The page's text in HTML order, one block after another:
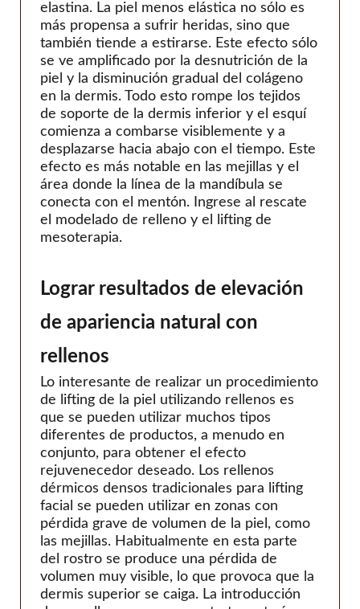
elastina. La piel menos elástica no sólo es
más propensa a sufrir heridas, sino que
también tiende a estirarse. Este efecto sólo
se ve amplificado por la desnutrición de la
piel y la disminución gradual del colágeno
en la dermis. Todo esto rompe los tejidos
de soporte de la dermis inferior y el esquí
comienza a combarse visiblemente y a
desplazarse hacia abajo con el tiempo. Este
efecto es más notable en las mejillas y el
área donde la línea de la mandíbula se
conecta con el mentón. Ingrese al rescate
el modelado de relleno y el lifting de
mesoterapia.
Lograr resultados de elevación
de apariencia natural con
rellenos
Lo interesante de realizar un procedimiento
de lifting de la piel utilizando rellenos es
que se pueden utilizar muchos tipos
diferentes de productos, a menudo en
conjunto, para obtener el efecto
rejuvenecedor deseado. Los rellenos
dérmicos densos tradicionales para lifting
facial se pueden utilizar en zonas con
pérdida grave de volumen de la piel, como
las mejillas. Habitualmente en esta parte
del rostro se produce una pérdida de
volumen muy visible, lo que provoca que la
dermis superior se caiga. La introducción